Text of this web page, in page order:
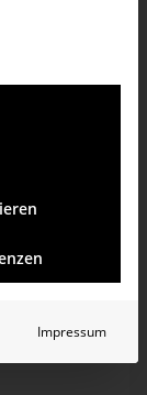
Impressum